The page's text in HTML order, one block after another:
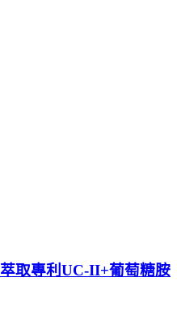
取專利UC-II+葡萄糖胺